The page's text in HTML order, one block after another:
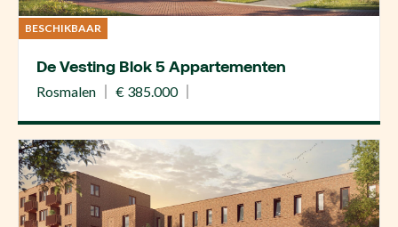
BESCHIKBAAR
De Vesting Blok 5 Appartementen
Rosmalen € 385.000